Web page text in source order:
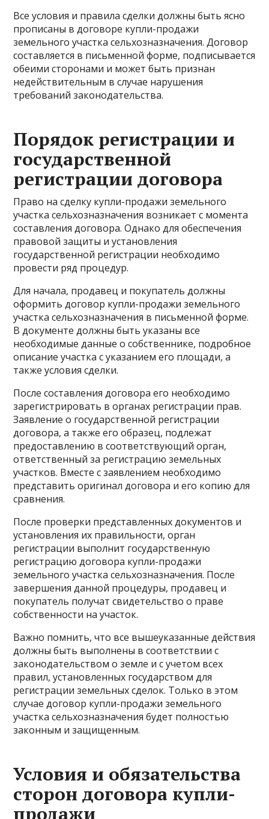
Все условия и правила сделки должны быть ясно
прописаны в договоре купли-продажи
земельного участка сельхозназначения. Договор
составляется в письменной форме, подписывается
обеими сторонами и может быть признан
недействительным в случае нарушения
требований законодательства.
Порядок регистрации и
государственной
регистрации договора
Право на сделку купли-продажи земельного
участка сельхозназначения возникает с момента
составления договора. Однако для обеспечения
правовой защиты и установления
государственной регистрации необходимо
провести ряд процедур.
Для начала, продавец и покупатель должны
оформить договор купли-продажи земельного
участка сельхозназначения в письменной форме.
В документе должны быть указаны все
необходимые данные о собственнике, подробное
описание участка с указанием его площади, а
также условия сделки.
После составления договора его необходимо
зарегистрировать в органах регистрации прав.
Заявление о государственной регистрации
договора, а также его образец, подлежат
предоставлению в соответствующий орган,
ответственный за регистрацию земельных
участков. Вместе с заявлением необходимо
представить оригинал договора и его копию для
сравнения.
После проверки представленных документов и
установления их правильности, орган
регистрации выполнит государственную
регистрацию договора купли-продажи
земельного участка сельхозназначения. После
завершения данной процедуры, продавец и
покупатель получат свидетельство о праве
собственности на участок.
Важно помнить, что все вышеуказанные действия
должны быть выполнены в соответствии с
законодательством о земле и с учетом всех
правил, установленных государством для
регистрации земельных сделок. Только в этом
случае договор купли-продажи земельного
участка сельхозназначения будет полностью
законным и защищенным.
Условия и обязательства
сторон договора купли-
продажи